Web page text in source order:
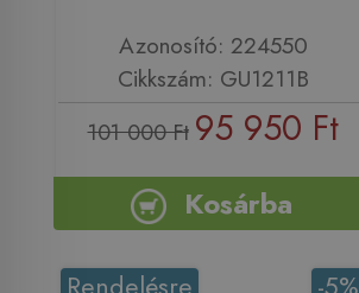
Azonosító: 224550
Cikkszám: GU1211B
101 000 Ft 95 950 Ft
Kosárba